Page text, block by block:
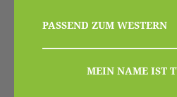
beitragsnavigation
PASSEND ZUM WESTERN
MEIN NAME IST